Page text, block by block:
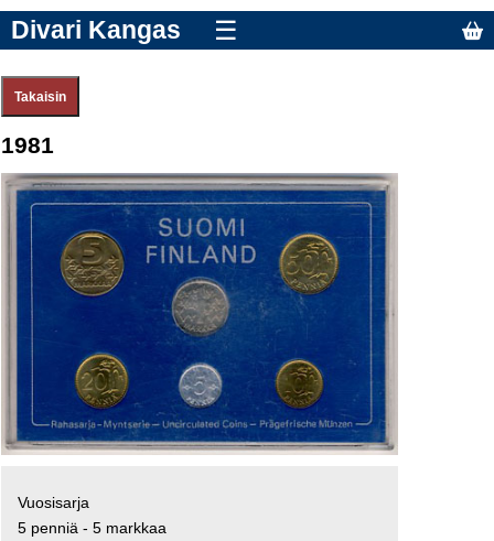
Divari Kangas ☰
1981
Vuosisarja
5 penniä - 5 markkaa